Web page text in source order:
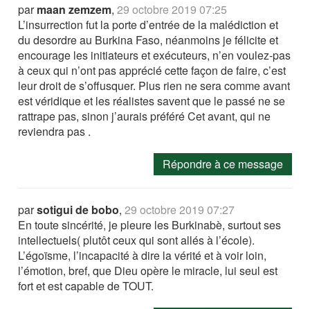
parmaan zemzem,29 octobre 2019 07:25
L’insurrection fut la porte d’entrée de la malédiction et
du desordre au Burkina Faso, néanmoins je félicite et
encourage les initiateurs et exécuteurs, n’en voulez-pas
à ceux qui n’ont pas apprécié cette façon de faire, c’est
leur droit de s’offusquer. Plus rien ne sera comme avant
est véridique et les réalistes savent que le passé ne se
rattrape pas, sinon j’aurais préféré Cet avant, qui ne
reviendra pas .
Répondre à ce message
parsotigui de bobo,29 octobre 2019 07:27
En toute sincérité, je pleure les Burkinabè, surtout ses
intellectuels( plutôt ceux qui sont allés à l’école).
L’égoïsme, l’incapacité à dire la vérité et à voir loin,
l’émotion, bref, que Dieu opère le miracle, lui seul est
fort et est capable de TOUT.